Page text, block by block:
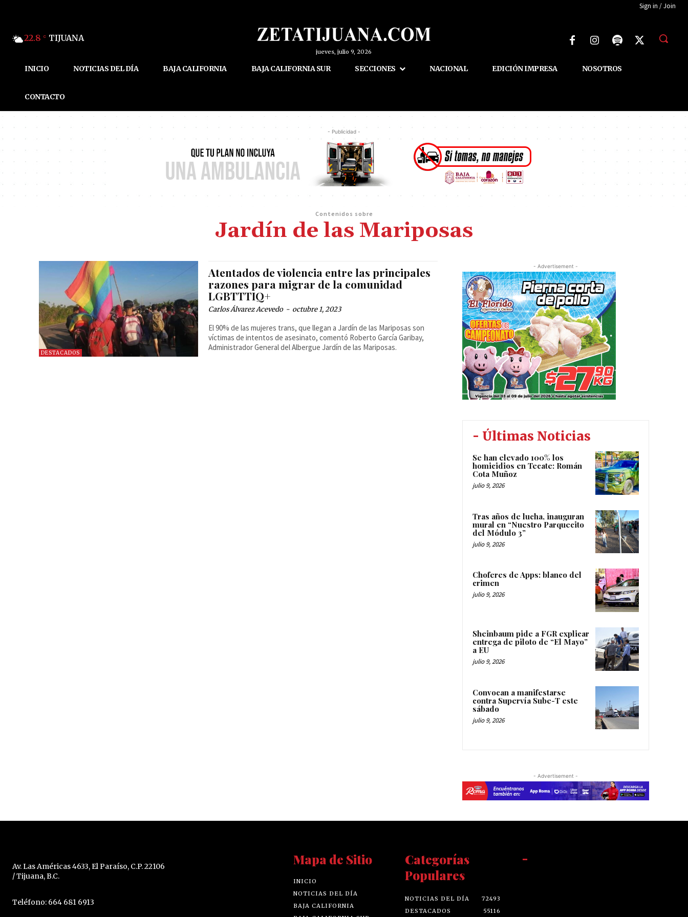
Sign in / Join
22.8 C TIJUANA
jueves, julio 9, 2026
INICIO NOTICIAS DEL DÍA BAJA CALIFORNIA BAJA CALIFORNIA SUR SECCIONES NACIONAL EDICIÓN IMPRESA NOSOTROS
CONTACTO
- Publicidad -
Contenidos sobre
Jardín de las Mariposas
DESTACADOS
Atentados de violencia entre las principales
razones para migrar de la comunidad
LGBTTTIQ+
Carlos Álvarez Acevedo - octubre 1, 2023
El 90% de las mujeres trans, que llegan a Jardín de las Mariposas son
víctimas de intentos de asesinato, comentó Roberto García Garibay,
Administrador General del Albergue Jardín de las Mariposas.
- Advertisement -
- Últimas Noticias
Se han elevado 100% los
homicidios en Tecate: Román
Cota Muñoz
julio 9, 2026
Tras años de lucha, inauguran
mural en “Nuestro Parquecito
del Módulo 3”
julio 9, 2026
Choferes de Apps: blanco del
crimen
julio 9, 2026
Sheinbaum pide a FGR explicar
entrega de piloto de “El Mayo”
a EU
julio 9, 2026
Convocan a manifestarse
contra Supervía Sube-T este
sábado
julio 9, 2026
- Advertisement -
Av. Las Américas 4633, El Paraíso, C.P. 22106
/ Tijuana, B.C.
Teléfono: 664 681 6913
Mapa de Sitio
INICIO
NOTICIAS DEL DÍA
BAJA CALIFORNIA
Categorías
Populares
NOTICIAS DEL DÍA
72493
DESTACADOS
55116
-